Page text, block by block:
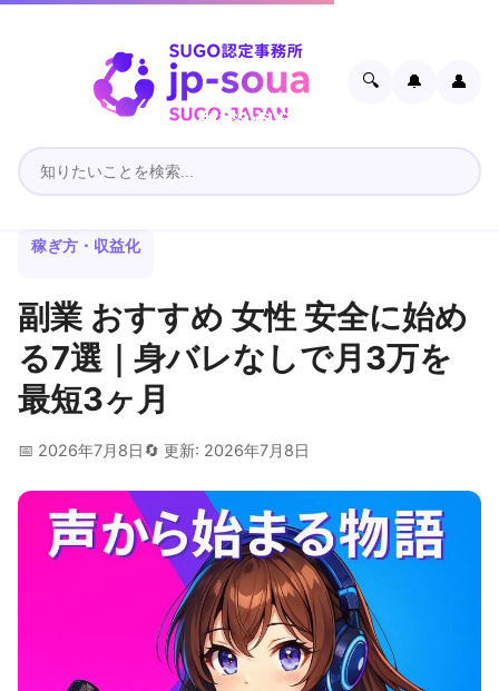
🔍 🔔 👤
稼ぎ方・収益化
副業 おすすめ 女性 安全に始め
る7選｜身バレなしで月3万を
最短3ヶ月
📅 2026年7月8日 🔄 更新: 2026年7月8日